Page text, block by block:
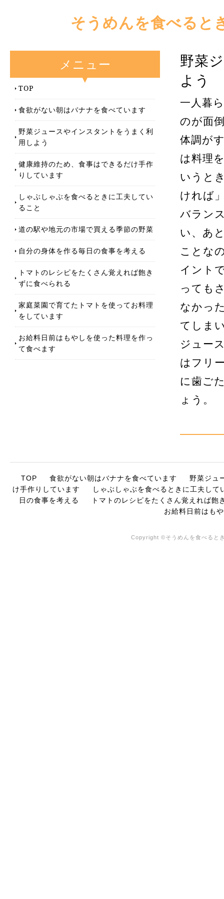
そうめんを食べると
野菜
よう
一人暮
のが面
体調が
は料理
いうと
ければ
バラン
い、あ
ことな
イント
っても
なかっ
てしま
ジュー
はフリ
に歯ご
ょう。
メニュー
TOP
食欲がない朝はバナナを食べています
野菜ジュースやインスタントをうまく利
用しよう
健康維持のため、食事はできるだけ手作
りしています
しゃぶしゃぶを食べるときに工夫してい
ること
道の駅や地元の市場で買える季節の野菜
自分の身体を作る毎日の食事を考える
トマトのレシピをたくさん覚えれば飽き
ずに食べられる
家庭菜園で育てたトマトを使ってお料理
をしています
お給料日前はもやしを使った料理を作っ
て食べます
TOP 食欲がない朝はバナナを食べています
野菜ジュ
け手作りしています
しゃぶしゃぶを食べるときに工夫して
日の食事を考える
トマトのレシピをたくさん覚えれば飽
お給料日前はも
Copyright ©そうめんを食べると